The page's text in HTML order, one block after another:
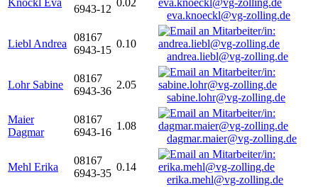
Knöckl Eva
6943-12
0.02
eva.knoeckl@vg-zolling.de
Liebl Andrea
08167
6943-15
0.10
andrea.liebl@vg-zolling.de
Lohr Sabine
08167
6943-36
2.05
sabine.lohr@vg-zolling.de
Maier
Dagmar
08167
6943-16
1.08
dagmar.maier@vg-zolling.de
Mehl Erika
08167
6943-35
0.14
erika.mehl@vg-zolling.de